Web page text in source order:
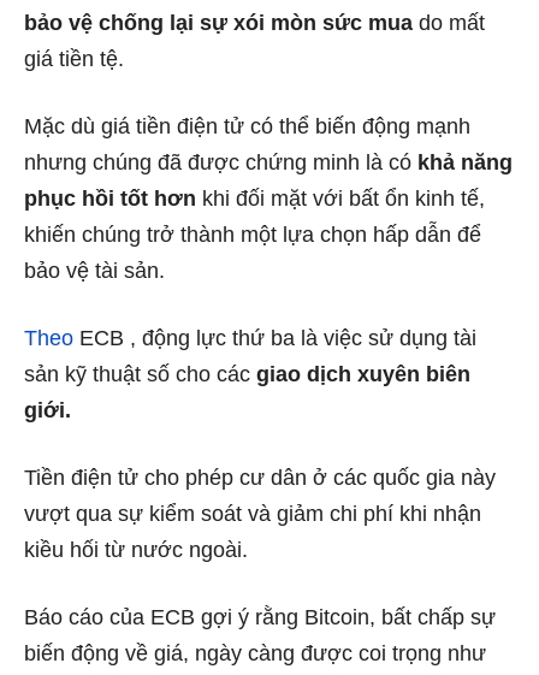
bảo vệ chống lại sự xói mòn sức mua do mất
giá tiền tệ.
Mặc dù giá tiền điện tử có thể biến động mạnh
nhưng chúng đã được chứng minh là có khả năng
phục hồi tốt hơn khi đối mặt với bất ổn kinh tế,
khiến chúng trở thành một lựa chọn hấp dẫn để
bảo vệ tài sản.
Theo ECB , động lực thứ ba là việc sử dụng tài
sản kỹ thuật số cho các giao dịch xuyên biên
giới.
Tiền điện tử cho phép cư dân ở các quốc gia này
vượt qua sự kiểm soát và giảm chi phí khi nhận
kiều hối từ nước ngoài.
Báo cáo của ECB gợi ý rằng Bitcoin, bất chấp sự
biến động về giá, ngày càng được coi trọng như